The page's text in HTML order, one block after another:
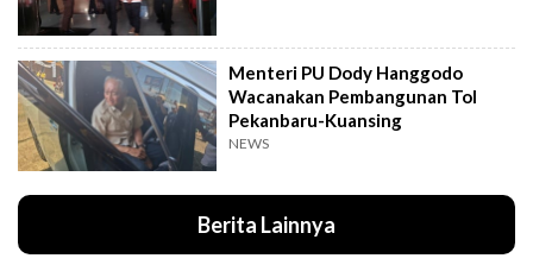
Menteri PU Dody Hanggodo
Wacanakan Pembangunan Tol
Pekanbaru-Kuansing
NEWS
Berita Lainnya